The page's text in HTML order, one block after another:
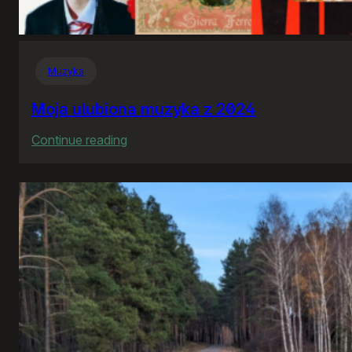
Muzyka
Moja ulubiona muzyka z 2024
Continue reading
ulubiona
muzyka
z
2024